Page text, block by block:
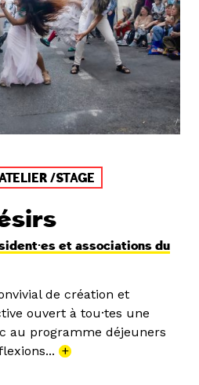
/STAGE
et associations du
de création et
ouvert à tou·tes une
au programme déjeuners
+